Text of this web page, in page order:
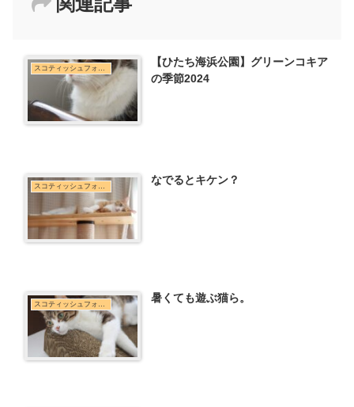
スコティッシュフォールド
【ひたち海浜公園】グリーンコキア
の季節2024
なでるとキケン？
暑くても遊ぶ猫ら。